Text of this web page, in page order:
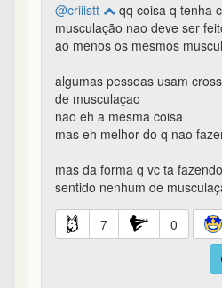
@criiistt
qq coisa q tenha
musculação nao deve ser
ao menos os mesmos
algumas pessoas usam
de musculaçao
nao eh a mesma coisa
mas eh melhor do q nao
mas da forma q vc ta
sentido nenhum de
7 0